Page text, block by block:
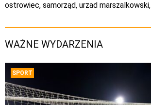
ostrowiec, samorząd, urzad marszalkowski,
WAŻNE WYDARZENIA
SPORT